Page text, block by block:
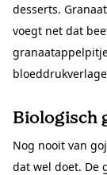
desserts.
voegt net dat
Biologisch
Nog nooit van
dat wel doet. De